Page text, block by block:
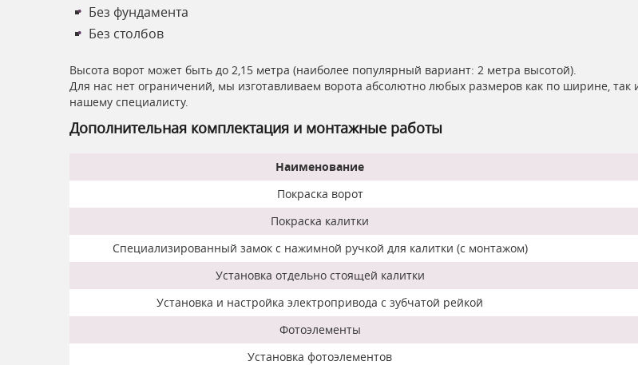
Без фундамента
Без столбов
Высота ворот может быть до 2,15 метра (наиболее популярный вариант: 2 метра высотой).
Для нас нет ограничений, мы изготавливаем ворота абсолютно любых размеров как по ширине,
нашему специалисту.
Дополнительная комплектация и монтажные работы
Наименование
Покраска ворот
Покраска калитки
Специализированный замок с нажимной ручкой для калитки (с монтажом)
Установка отдельно стоящей калитки
Установка и настройка электропривода с зубчатой рейкой
Фотоэлементы
Установка фотоэлементов